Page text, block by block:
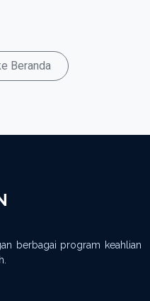
Beranda
berbagai program keahlian